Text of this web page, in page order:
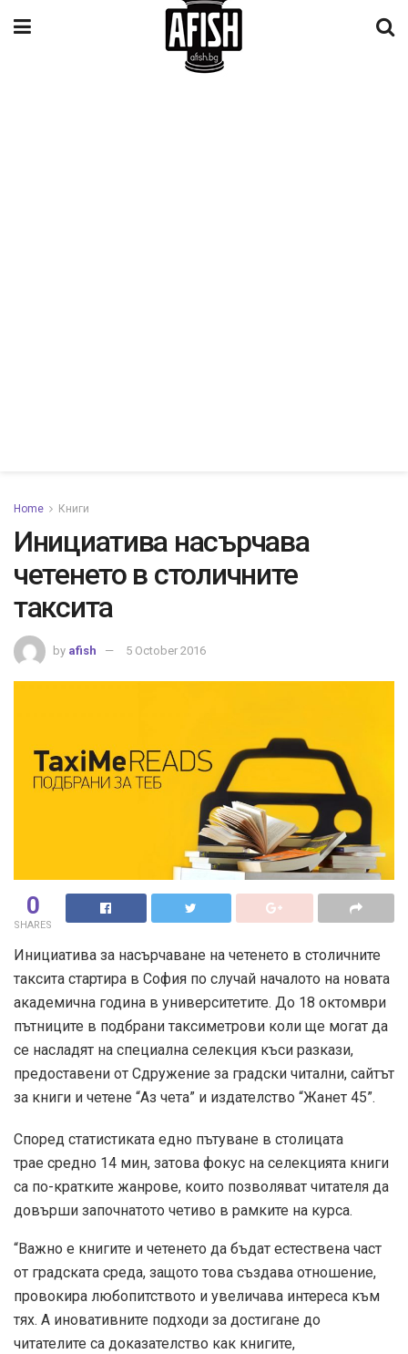
Home Книги
Инициатива насърчава
четенето в столичните
таксита
by afish 5 October 2016
0
SHARES
Инициатива за насърчаване на четенето в столичните
таксита стартира в София по случай началото на новата
академична година в университетите. До 18 октомври
пътниците в подбрани таксиметрови коли ще могат да
се насладят на специална селекция къси разкази,
предоставени от Сдружение за градски читални, сайтът
за книги и четене “Аз чета” и издателство “Жанет 45”.
Според статистиката едно пътуване в столицата
трае средно 14 мин, затова фокус на селекцията книги
са по-кратките жанрове, които позволяват читателя да
довърши започнатото четиво в рамките на курса.
“Важно е книгите и четенето да бъдат естествена част
от градската среда, защото това създава отношение,
провокира любопитството и увеличава интереса към
тях. А иновативните подходи за достигане до
читателите са доказателство как книгите,